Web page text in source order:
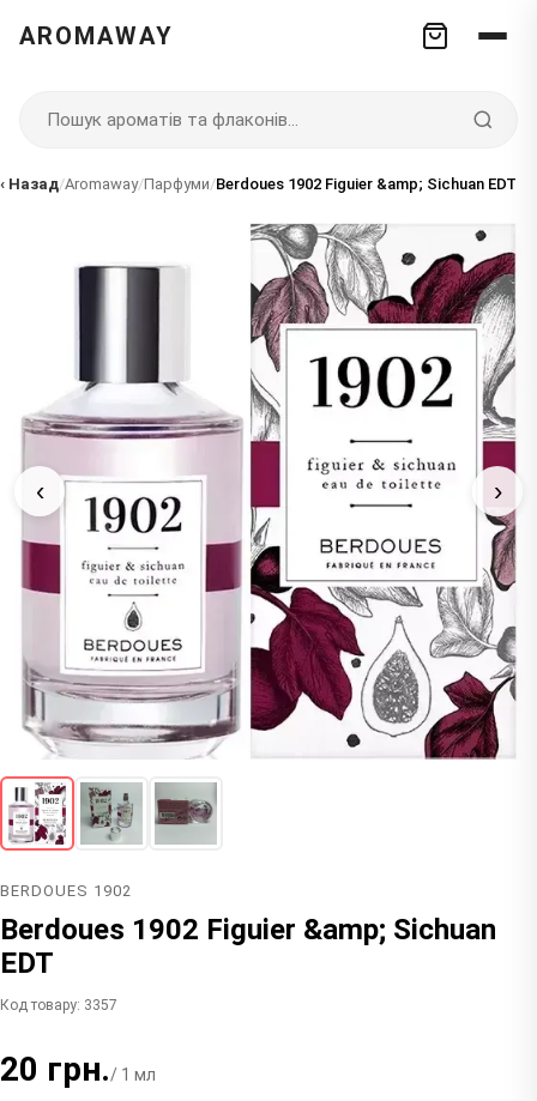
AROMAWAY
‹ Назад/Aromaway/Парфуми/Berdoues 1902 Figuier &amp; Sichuan EDT
‹ ›
BERDOUES 1902
Berdoues 1902 Figuier &amp; Sichuan
EDT
Код товару: 3357
20 грн./ 1 мл